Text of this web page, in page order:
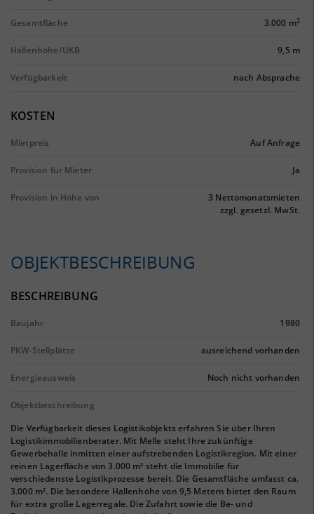
Gesamtfläche 3.000 m2
Hallenhöhe/UKB 9,5 m
Verfügbarkeit nach Absprache
KOSTEN
Mietpreis Auf Anfrage
Provision für Mieter Ja
Provision in Höhe von
3 Nettomonatsmieten
zzgl. gesetzl. MwSt.
OBJEKTBESCHREIBUNG
BESCHREIBUNG
Baujahr 1980
PKW-Stellplätze ausreichend vorhanden
Energieausweis Noch nicht vorhanden
Objektbeschreibung
Die Verfügbarkeit dieses Logistikobjekts erfahren Sie über Ihren
Logistikimmobilienberater. Mit Melle steht Ihre zukünftige
Gewerbehalle inmitten einer aufstrebenden Logistikregion. Mit einer
reinen Lagerfläche von 3.000 m² steht die Immobilie für
verschiedenste Logistikprozesse bereit. Die Gesamtfläche umfasst ca.
3.000 m². Die besondere Hallenhöhe von 9,5 Metern bietet den Raum
für extra große Lagerregale. Die Zufahrt sowie die Be- und